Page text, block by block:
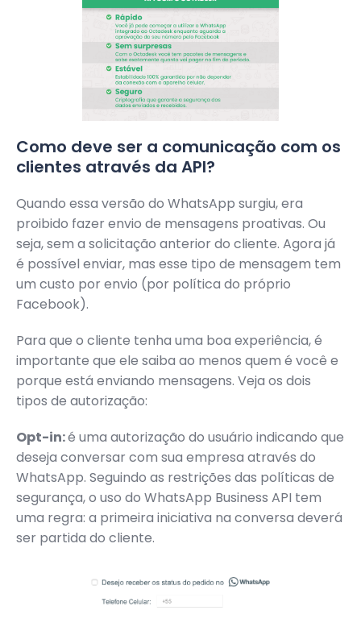
Como deve ser a comunicação com os
clientes através da API?
Quando essa versão do WhatsApp surgiu, era
proibido fazer envio de mensagens proativas. Ou
seja, sem a solicitação anterior do cliente. Agora já
é possível enviar, mas esse tipo de mensagem tem
um custo por envio (por política do próprio
Facebook).
Para que o cliente tenha uma boa experiência, é
importante que ele saiba ao menos quem é você e
porque está enviando mensagens. Veja os dois
tipos de autorização:
Opt-in:é uma autorização do usuário indicando que
deseja conversar com sua empresa através do
WhatsApp. Seguindo as restrições das políticas de
segurança, o uso do WhatsApp Business API tem
uma regra: a primeira iniciativa na conversa deverá
ser partida do cliente.